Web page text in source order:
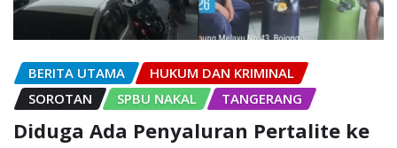
BERITA UTAMA
HUKUM DAN KRIMINAL
SOROTAN
SPBU NAKAL TANGERANG
Diduga Ada Penyaluran Pertalite ke